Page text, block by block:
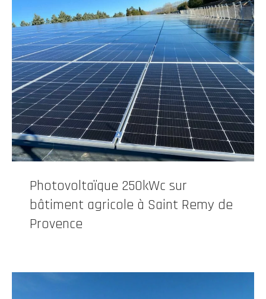
Photovoltaïque 250kWc sur
bâtiment agricole à Saint Remy de
Provence